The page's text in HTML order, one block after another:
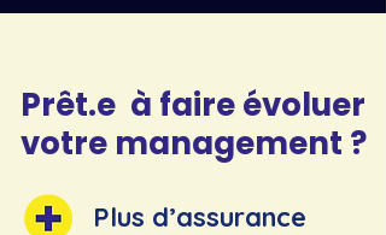
Prêt.e à faire évoluer
votre management ?
Plus d’assurance